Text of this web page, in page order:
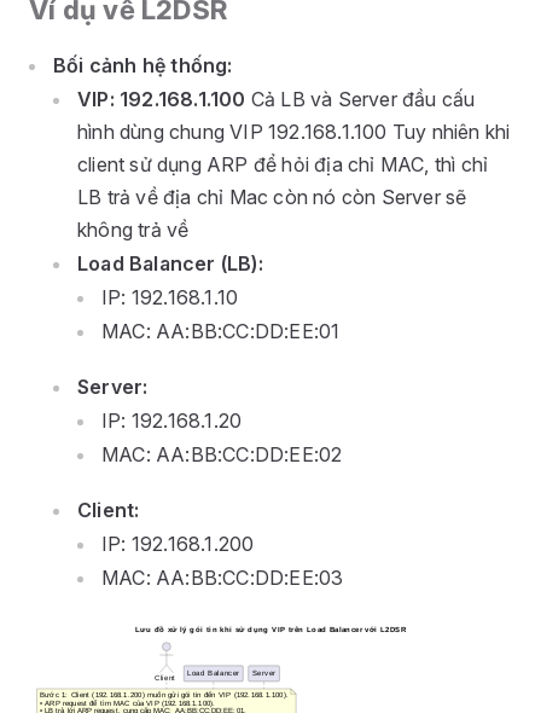
Ví dụ về L2DSR
Bối cảnh hệ thống:
VIP: 192.168.1.100 Cả LB và Server đầu cấu
hình dùng chung VIP 192.168.1.100 Tuy nhiên khi
client sử dụng ARP để hỏi địa chỉ MAC, thì chỉ
LB trả về địa chỉ Mac còn nó còn Server sẽ
không trả về
Load Balancer (LB):
IP: 192.168.1.10
MAC: AA:BB:CC:DD:EE:01
Server:
IP: 192.168.1.20
MAC: AA:BB:CC:DD:EE:02
Client:
IP: 192.168.1.200
MAC: AA:BB:CC:DD:EE:03